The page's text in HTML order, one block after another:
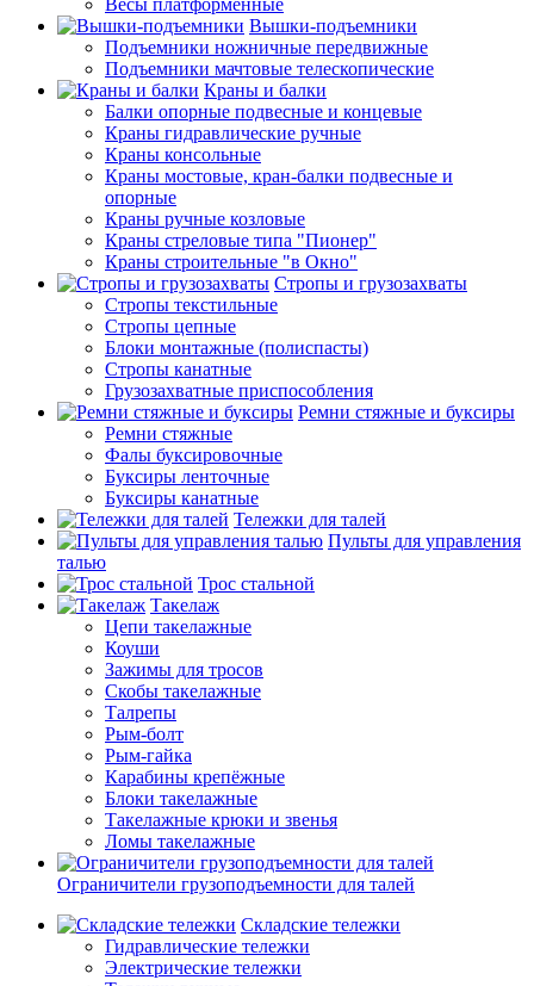
Весы платформенные
Вышки-подъемники
Подъемники ножничные передвижные
Подъемники мачтовые телескопические
Краны и балки
Балки опорные подвесные и концевые
Краны гидравлические ручные
Краны консольные
Краны мостовые, кран-балки подвесные и
опорные
Краны ручные козловые
Краны стреловые типа "Пионер"
Краны строительные "в Окно"
Стропы и грузозахваты
Стропы текстильные
Стропы цепные
Блоки монтажные (полиспасты)
Стропы канатные
Грузозахватные приспособления
Ремни стяжные и буксиры
Ремни стяжные
Фалы буксировочные
Буксиры ленточные
Буксиры канатные
Тележки для талей
Пульты для управления
талью
Трос стальной
Такелаж
Цепи такелажные
Коуши
Зажимы для тросов
Скобы такелажные
Талрепы
Рым-болт
Рым-гайка
Карабины крепёжные
Блоки такелажные
Такелажные крюки и звенья
Ломы такелажные
Ограничители грузоподъемности для талей
Складские тележки
Гидравлические тележки
Электрические тележки